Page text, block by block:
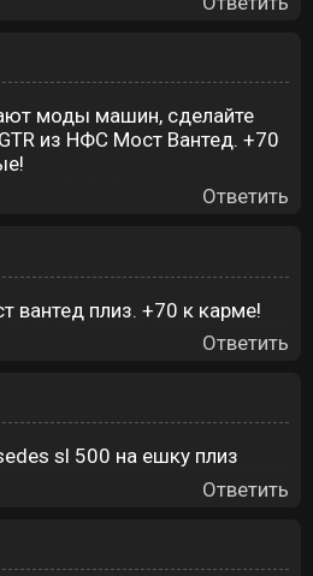
моды машин, сделайте
из НФС Мост Вантед. +70
Ответить
вантед плиз. +70 к карме!
Ответить
sl 500 на ешку плиз
Ответить